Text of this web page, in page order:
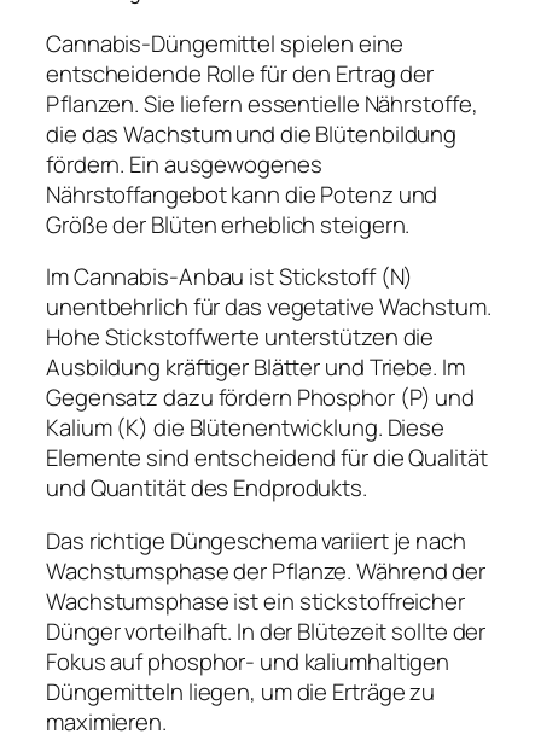
Cannabis-Düngemittel spielen eine
entscheidende Rolle für den Ertrag der
Pflanzen. Sie liefern essentielle Nährstoffe,
die das Wachstum und die Blütenbildung
fördern. Ein ausgewogenes
Nährstoffangebot kann die Potenz und
Größe der Blüten erheblich steigern.
Im Cannabis-Anbau ist Stickstoff (N)
unentbehrlich für das vegetative Wachstum.
Hohe Stickstoffwerte unterstützen die
Ausbildung kräftiger Blätter und Triebe. Im
Gegensatz dazu fördern Phosphor (P) und
Kalium (K) die Blütenentwicklung. Diese
Elemente sind entscheidend für die Qualität
und Quantität des Endprodukts.
Das richtige Düngeschema variiert je nach
Wachstumsphase der Pflanze. Während der
Wachstumsphase ist ein stickstoffreicher
Dünger vorteilhaft. In der Blütezeit sollte der
Fokus auf phosphor- und kaliumhaltigen
Düngemitteln liegen, um die Erträge zu
maximieren.